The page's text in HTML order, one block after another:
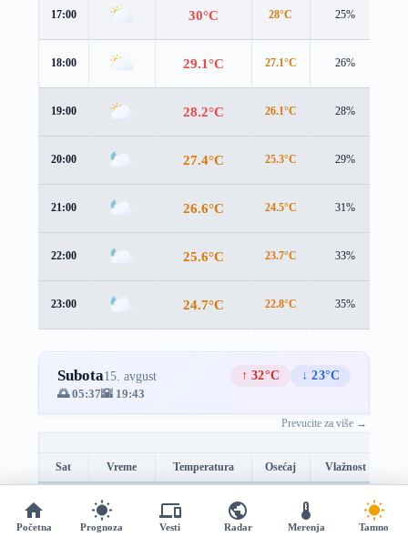
17:00 30°C 28°C 25%
18:00 29.1°C 27.1°C 26%
19:00 28.2°C 26.1°C 28%
20:00 27.4°C 25.3°C 29%
21:00 26.6°C 24.5°C 31%
22:00 25.6°C 23.7°C 33%
23:00 24.7°C 22.8°C 35%
Subota15. avgust ↑ 32°C
↓ 23°C
🌅 05:37🌇 19:43
Prevucite za više →
Sat Vreme Temperatura Osećaj Vlažnost
Početna Prognoza Vesti Radar Merenja Tamno